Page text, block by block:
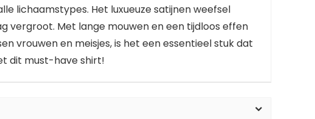
lichaamstypes. Het luxueuze satijnen weefsel
vergroot. Met lange mouwen en een tijdloos effen
vrouwen en meisjes, is het een essentieel stuk dat
dit must-have shirt!